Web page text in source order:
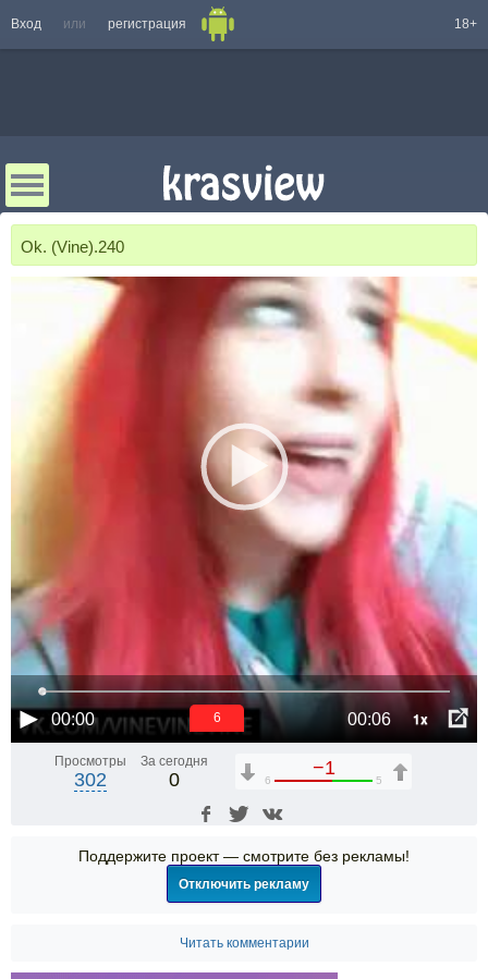
Вход или регистрация 18+
Ok. (Vine).240
00:00 00:06 1x
6
Просмотры
302
За сегодня
0
−1
6 5
Поддержите проект — смотрите без рекламы!
Отключить рекламу
Читать комментарии